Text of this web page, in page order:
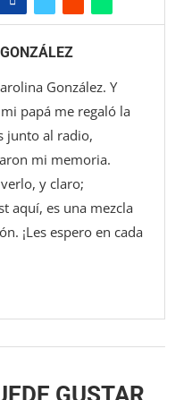
González. Y
papá me regaló la
junto al radio,
mi memoria.
y claro;
aquí, es una mezcla
¡Les espero en cada